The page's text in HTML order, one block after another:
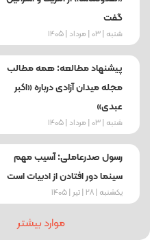
گفت
شنبه | 03 | مرداد | 1405
پیشنهاد مطالعه: همه مطالب
مجله میدان آزادی درباره «اکبر
عبدی»
شنبه | 03 | مرداد | 1405
رسول صدرعاملی: آسیب‌ مهم
سینما دور افتادن از ادبیات است
یکشنبه | 28 | تیر | 1405
موارد بیشتر